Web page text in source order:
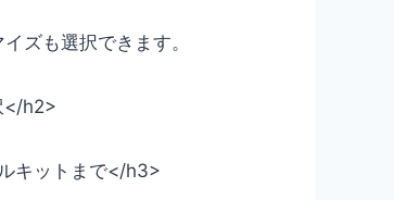
ズも選択できます。
</h2>
キットまで</h3>